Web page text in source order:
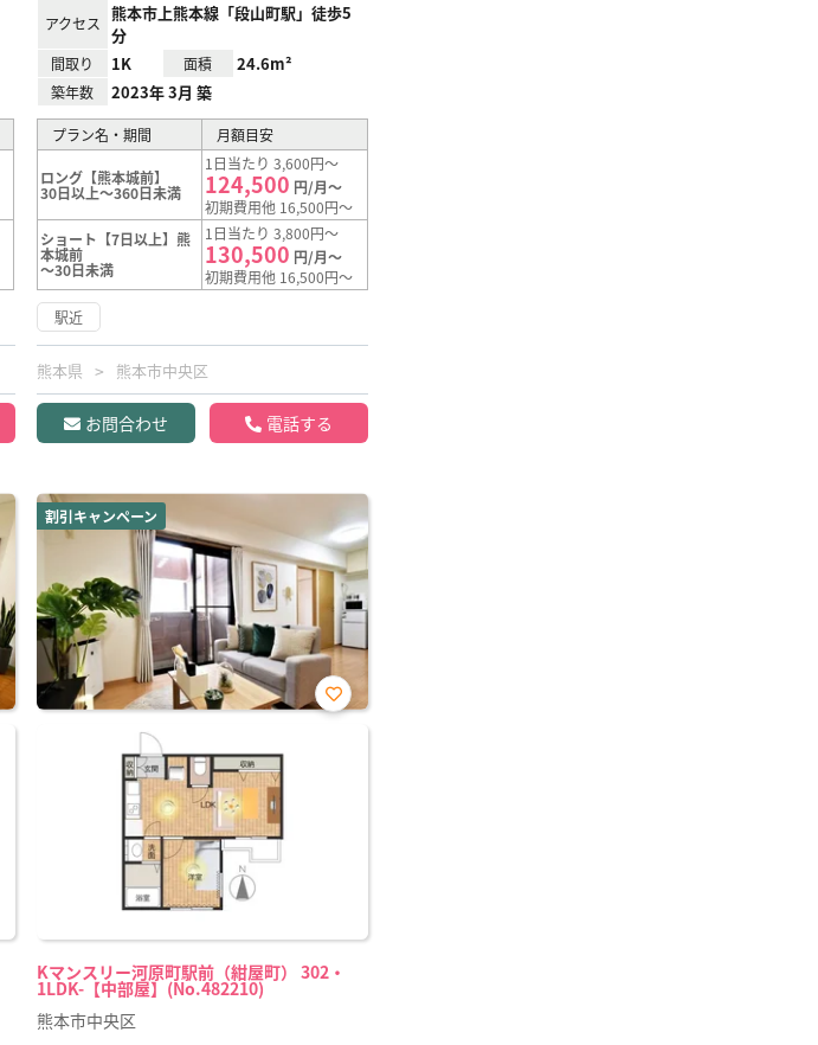
アクセス
熊本市上熊本線「段山町駅」徒歩5
分
間取り 1K 面積 24.6m²
築年数 2023年 3月 築
プラン名・期間 月額目安
ロング【熊本城前】
30日以上～360日未満
1日当たり 3,600円～
124,500 円/月～
初期費用他 16,500円～
ショート【7日以上】熊
本城前
～30日未満
1日当たり 3,800円～
130,500 円/月～
初期費用他 16,500円～
駅近
熊本県 熊本市中央区
お問合わせ 電話する
割引キャンペーン
Kマンスリー河原町駅前（紺屋町） 302・
1LDK-【中部屋】(No.482210)
お気
熊本市中央区